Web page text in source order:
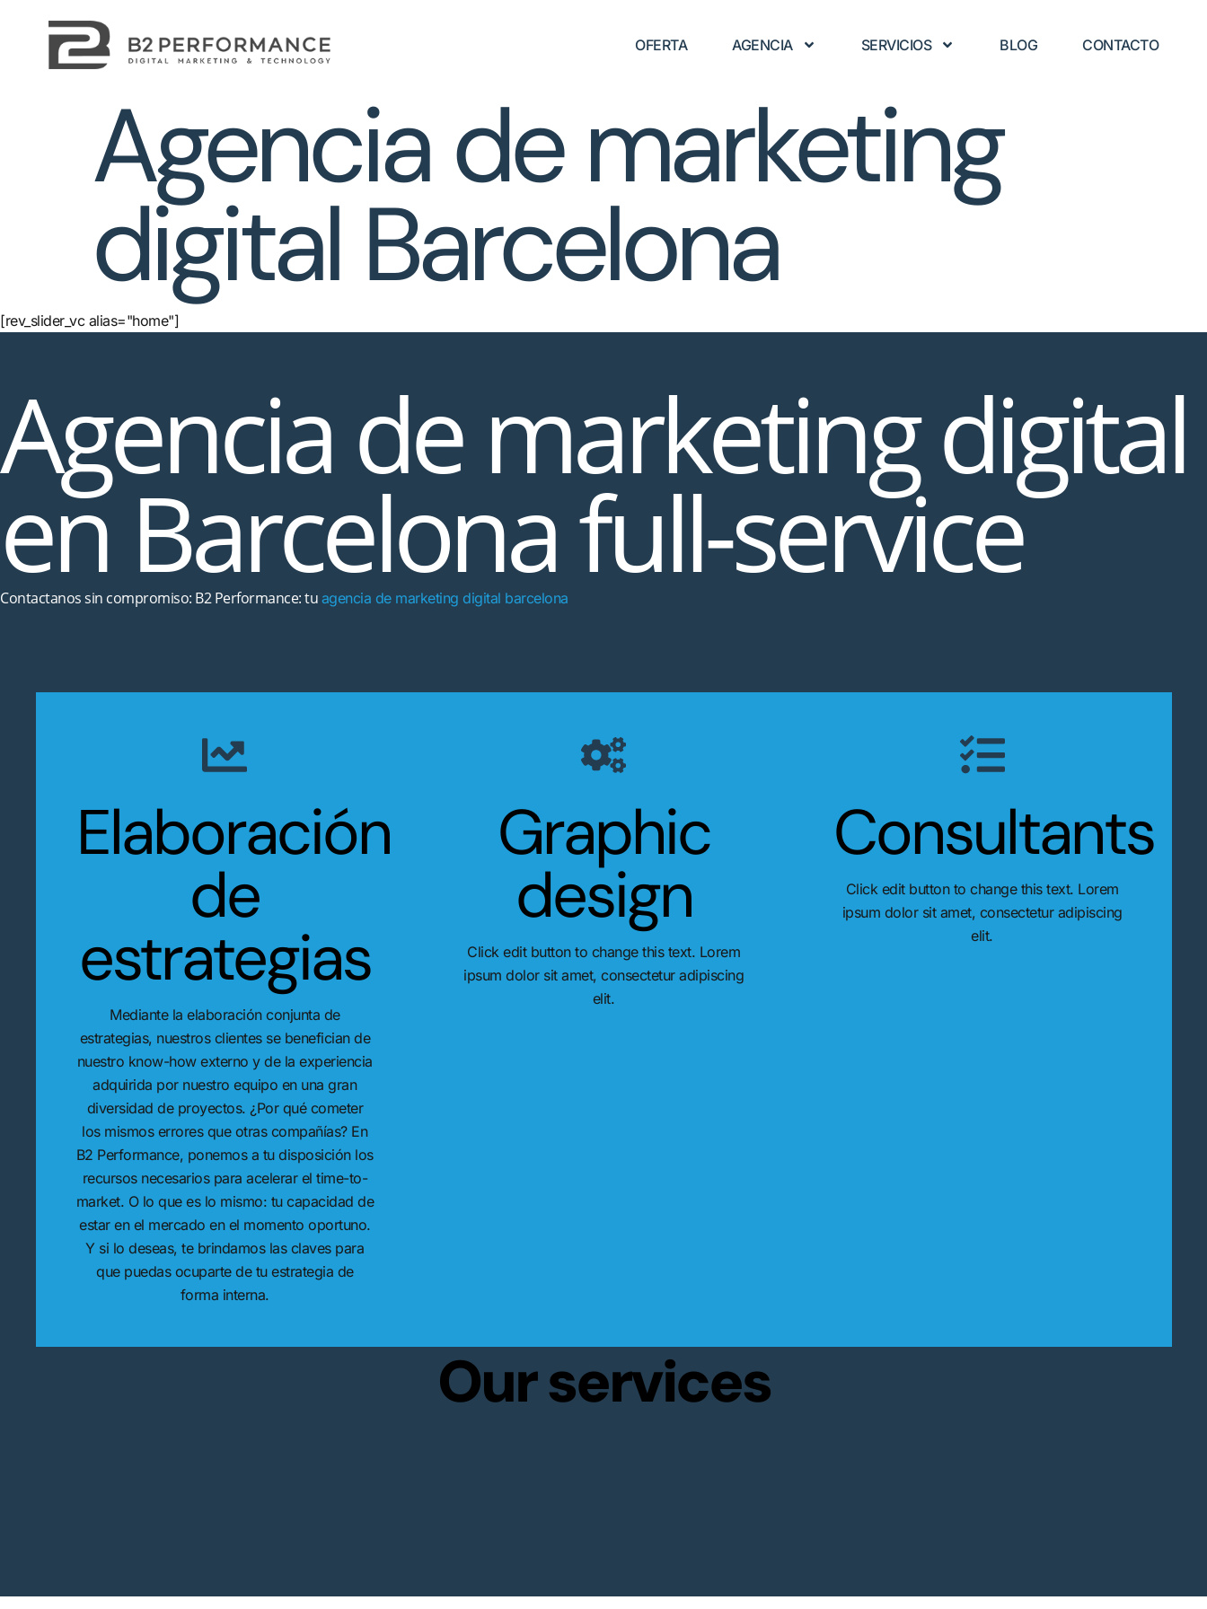
OFERTA AGENCIA SERVICIOS BLOG CONTACTO
Agencia de marketing
digital Barcelona
[rev_slider_vc alias="home"]
Agencia de marketing digital
en Barcelona full-service
Contactanos sin compromiso: B2 Performance: tu agencia de marketing digital barcelona
Elaboración
de
estrategias
Mediante la elaboración conjunta de
estrategias, nuestros clientes se benefician de
nuestro know-how externo y de la experiencia
adquirida por nuestro equipo en una gran
diversidad de proyectos. ¿Por qué cometer
los mismos errores que otras compañías? En
B2 Performance, ponemos a tu disposición los
recursos necesarios para acelerar el time-to-
market. O lo que es lo mismo: tu capacidad de
estar en el mercado en el momento oportuno.
Y si lo deseas, te brindamos las claves para
que puedas ocuparte de tu estrategia de
forma interna.
Graphic
design
Click edit button to change this text. Lorem
ipsum dolor sit amet, consectetur adipiscing
elit.
Consultants
Click edit button to change this text. Lorem
ipsum dolor sit amet, consectetur adipiscing
elit.
Our services